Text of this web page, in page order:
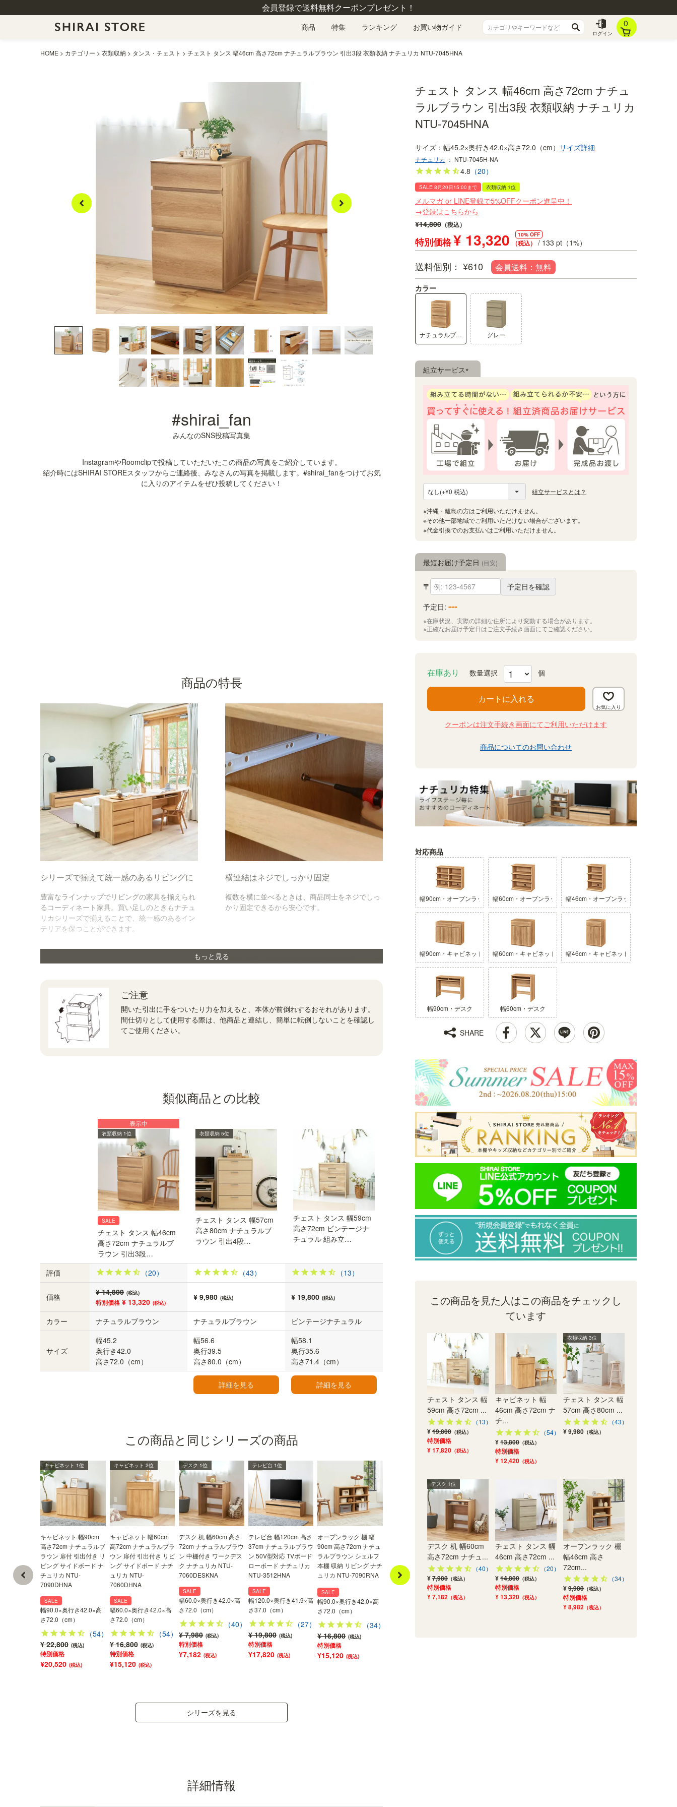
会員登録で送料無料クーポンプレゼント！
商品 特集 ランキング お買い物ガイド
ログイン
0
HOME カテゴリー 衣類収納 タンス・チェスト チェスト タンス 幅46cm 高さ72cm ナチュラルブラウン 引出3段 衣類収納 ナチュリカ NTU-7045HNA
#shirai_fan
みんなのSNS投稿写真集
InstagramやRoomclipで投稿していただいたこの商品の写真をご紹介しています。
紹介時にはSHIRAI STOREスタッフからご連絡後、みなさんの写真を掲載します。#shirai_fanをつけてお気
に入りのアイテムをぜひ投稿してください！
商品の特長
シリーズで揃えて統一感のあるリビングに
豊富なラインナップでリビングの家具を揃えられ
るコーディネート家具。買い足しのときもナチュ
リカシリーズで揃えることで、統一感のあるイン
テリアを保つことができます。
横連結はネジでしっかり固定
複数を横に並べるときは、商品同士をネジでしっ
かり固定できるから安心です。
様々なリビング雑貨を収納できる引き出し
深さの違う3杯の引き出しで、細かい文房具から
書類まで様々なサイズのリビング雑貨を収納でき
A4サイズが収納できます
一番下の引き出しは奥行32.9cm、深さ22.0cm。
A4サイズを横にして収納することができます。
取っ手のないデザイン
背面化粧仕上げ
背面も化粧されているので、部屋の間仕切りとし
ても使用できます。※間仕切りとして使用する際
のご注意はこちら をご確認ください。
引き出しレールは工場取り付け済
引き出しレールは工場で取り付けしてお届けしま
す！組み立てのひと手間が減り、組立時間も短く
もっと見る
ご注意
開いた引出に手をついたり力を加えると、本体が前倒れするおそれがあります。
間仕切りとして使用する際は、他商品と連結し、簡単に転倒しないことを確認し
てご使用ください。
類似商品との比較
表示中
SALE
衣類収納 1位
チェスト タンス 幅46cm
高さ72cm ナチュラルブ
ラウン 引出3段…
衣類収納 5位
チェスト タンス 幅57cm
高さ80cm ナチュラルブ
ラウン 引出4段…
チェスト タンス 幅59cm
高さ72cm ビンテージナ
チュラル 組み立…
評価 （20） （43） （13）
価格 ¥ 14,800 (税込)
特別価格 ¥ 13,320 (税込)
¥ 9,980 (税込) ¥ 19,800 (税込)
カラー ナチュラルブラウン ナチュラルブラウン ビンテージナチュラル
サイズ
幅45.2
奥行き42.0
高さ72.0（cm）
幅56.6
奥行39.5
高さ80.0（cm）
幅58.1
奥行35.6
高さ71.4（cm）
詳細を見る 詳細を見る
この商品と同じシリーズの商品
キャビネット 幅90cm
高さ72cm ナチュラルブ
ラウン 扉付 引出付き リ
ビング サイドボード ナ
チュリカ NTU-
7090DHNA
SALE
キャビネット 1位
幅90.0×奥行き42.0×高
さ72.0（cm）
（54）
¥ 22,800 (税込)
特別価格
¥20,520 (税込)
キャビネット 幅60cm
高72cm ナチュラルブラ
ウン 扉付 引出付き リビ
ング サイドボード ナチ
ュリカ NTU-
7060DHNA
SALE
キャビネット 2位
幅60.0×奥行き42.0×高
さ72.0（cm）
（54）
¥ 16,800 (税込)
特別価格
¥15,120 (税込)
デスク 机 幅60cm 高さ
72cm ナチュラルブラウ
ン 中棚付き ワークデス
ク ナチュリカ NTU-
7060DESKNA
SALE
デスク 1位
幅60.0×奥行き42.0×高
さ72.0（cm）
（40）
¥ 7,980 (税込)
特別価格
¥7,182 (税込)
テレビ台 幅120cm 高さ
37cm ナチュラルブラウ
ン 50V型対応 TVボード
ローボード ナチュリカ
NTU-3512HNA
SALE
テレビ台 1位
幅120.0×奥行き41.9×高
さ37.0（cm）
（27）
¥ 19,800 (税込)
特別価格
¥17,820 (税込)
オープンラック 棚 幅
90cm 高さ72cm ナチュ
ラルブラウン シェルフ
本棚 収納 リビング ナチ
ュリカ NTU-7090RNA
SALE
幅90.0×奥行き42.0×高
さ72.0（cm）
（34）
¥ 16,800 (税込)
特別価格
¥15,120 (税込)
オープンラック 棚 幅
60cm 高さ72cm ナチュ
ラルブラウン シェルフ
本棚 収納 リビング ナチ
ュリカ NTU-7060RNA
幅60.0×奥行き42.0×高
オープンラック 棚 幅
46cm 高さ72cm ナチュ
ラルブラウン シェルフ
本棚 収納 リビング ナチ
ュリカ NTU-7045RNA
幅45.2×奥行き42.0×高
テレビ台 幅150cm 高さ
37cm ナチュラルブラウ
ン 65V型対応 TVボード
ローボード ナチュリカ
NTU-3515HNA
テレビ台 6位
幅150.0×奥行き41.9×高
さ37.0（cm）
キャビネット 幅46cm
高さ72cm ナチュラルブ
ラウン 扉付 引出付き リ
チュリカ NTU-
7045DHNA
幅45.2×奥行き42.0×高
シリーズを見る
詳細情報
チェスト タンス 幅46cm 高さ72cm ナチュ
ラルブラウン 引出3段 衣類収納 ナチュリカ
NTU-7045HNA
幅45.2×奥行き42.0×高さ72.0（cm） サイズ詳細
ナチュリカ ： NTU-7045H-NA
4.8 （20）
SALE 8月20日15:00まで 衣類収納 1位
メルマガ or LINE登録で5%OFFクーポン進呈中！
→登録はこちらから
¥14,800 税込
¥ 13,320 10% OFF
税込 / 133 pt（1%）
送料個別 ¥610
カラー
ナチュラルブラウン グレー
組立サービス
須)
組立サービスとは？
最短お届け予定日 (目安)
〒
予定日を確認
予定日: ---
※在庫状況、実際の詳細な住所により変動する場合があります。
※正確なお届け予定日はご注文手続き画面にてご確認ください。
在庫あり
カートに入れる
クーポンは注文手続き画面にてご利用いただけます
商品についてのお問い合わせ
対応商品
幅90cm・オープンラック 幅60cm・オープンラック 幅46cm・オープンラック
幅90cm・キャビネット 幅60cm・キャビネット 幅46cm・キャビネット
幅90cm・デスク 幅60cm・デスク
SHARE
この商品を見た人はこの商品をチェックし
ています
チェスト タンス 幅
59cm 高さ72cm ...
（13）
¥19,800 （税込）
特別価格
¥ 17,820 （税込）
キャビネット 幅
46cm 高さ72cm ナ
チ...
（54）
¥13,800（税込）
特別価格
¥ 12,420 （税込）
衣類収納 3位
チェスト タンス 幅
57cm 高さ80cm ...
（43）
¥ 9,980 （税込）
デスク 1位
デスク 机 幅60cm
高さ72cm ナチュ...
（40）
¥7,980 （税込）
特別価格
¥ 7,182 （税込）
チェスト タンス 幅
46cm 高さ72cm ...
（20）
¥14,800（税込）
特別価格
¥ 13,320 （税込）
オープンラック 棚
幅46cm 高さ
72cm...
（34）
¥9,980（税込）
特別価格
¥ 8,982 （税込）